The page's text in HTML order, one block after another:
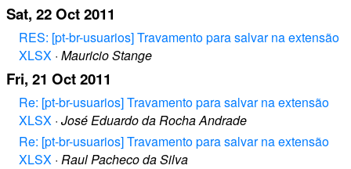
Sat, 22 Oct 2011
RES: [pt-br-usuarios] Travamento para salvar na extensão
XLSX · Mauricio Stange
Fri, 21 Oct 2011
Re: [pt-br-usuarios] Travamento para salvar na extensão
XLSX · José Eduardo da Rocha Andrade
Re: [pt-br-usuarios] Travamento para salvar na extensão
XLSX · Raul Pacheco da Silva